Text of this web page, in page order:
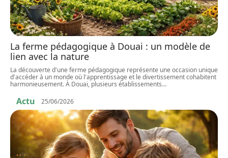
La ferme pédagogique à Douai : un modèle de
lien avec la nature
La découverte d'une ferme pédagogique représente une occasion unique
d'accéder à un monde où l'apprentissage et le divertissement cohabitent
harmonieusement. À Douai, plusieurs établissements…
Actu 25/06/2026